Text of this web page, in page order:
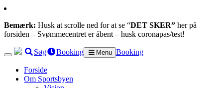
Bemærk: Husk at scrolle ned for at se “DET SKER” her på
forsiden – Svømmecentret er åbent – husk coronapas/test!
Søg Booking Menu Booking
Forside
Om Sportsbyen